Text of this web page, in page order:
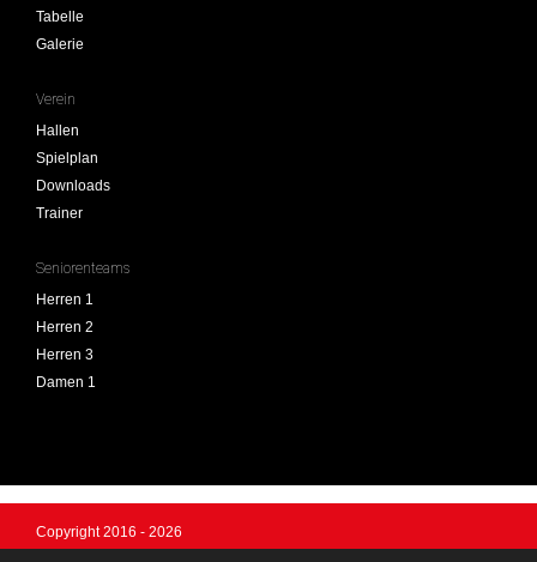
Tabelle
Galerie
Verein
Hallen
Spielplan
Downloads
Trainer
Seniorenteams
Herren 1
Herren 2
Herren 3
Damen 1
Copyright 2016 - 2026